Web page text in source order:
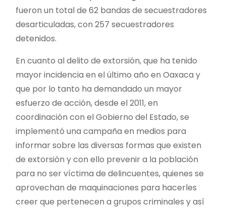
fueron un total de 62 bandas de secuestradores
desarticuladas, con 257 secuestradores
detenidos.
En cuanto al delito de extorsión, que ha tenido
mayor incidencia en el último año en Oaxaca y
que por lo tanto ha demandado un mayor
esfuerzo de acción, desde el 2011, en
coordinación con el Gobierno del Estado, se
implementó una campaña en medios para
informar sobre las diversas formas que existen
de extorsión y con ello prevenir a la población
para no ser víctima de delincuentes, quienes se
aprovechan de maquinaciones para hacerles
creer que pertenecen a grupos criminales y así